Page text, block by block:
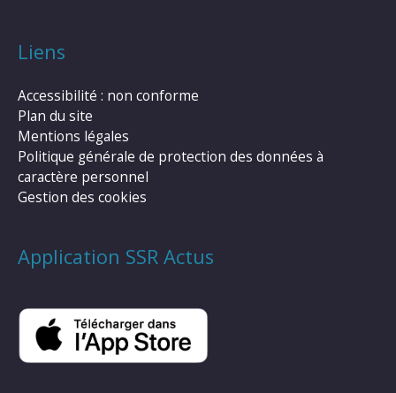
Liens
Accessibilité : non conforme
Plan du site
Mentions légales
Politique générale de protection des données à
caractère personnel
Gestion des cookies
Application SSR Actus